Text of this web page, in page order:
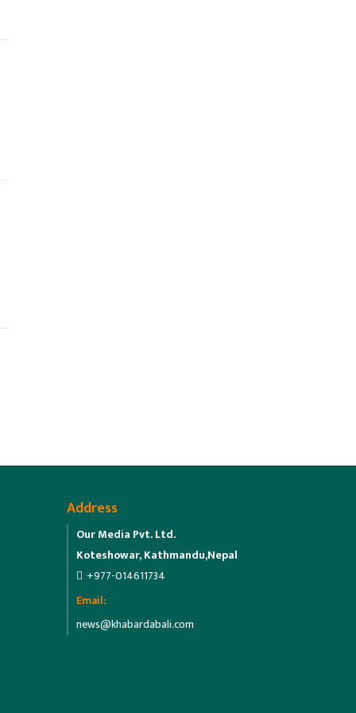
Address
Our Media Pvt. Ltd.
Koteshowar, Kathmandu,Nepal
+977-014611734
Email:
news@khabardabali.com